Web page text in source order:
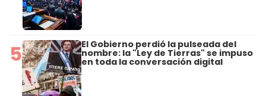
5 El Gobierno perdió la pulseada del
nombre: la "Ley de Tierras" se impuso
en toda la conversación digital